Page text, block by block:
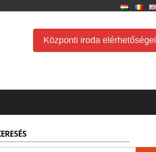
Központi iroda elérhetőségei